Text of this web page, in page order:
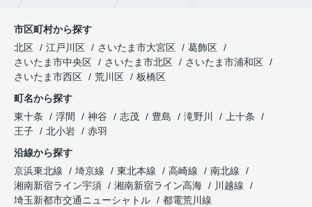
市区町村から探す
北区
江戸川区 さいたま市大宮区
葛飾区
さいたま市中央区
さいたま市北区
さいたま市浦和区
さいたま市西区
荒川区
板橋区
町名から探す
東十条
浮間 神谷 志茂 豊島 滝野川
上十条
王子
北小岩
赤羽
沿線から探す
京浜東北線
埼京線 東北本線 高崎線
南北線
湘南新宿ライン宇須
湘南新宿ライン高海
川越線
埼玉新都市交通ニューシャトル
都電荒川線